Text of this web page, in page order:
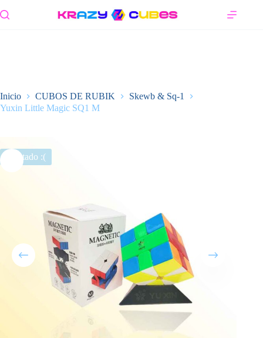
al
Inicio CUBOS DE RUBIK
Skewb & Sq-1
Yuxin Little Magic SQ1 M
Agotado :(